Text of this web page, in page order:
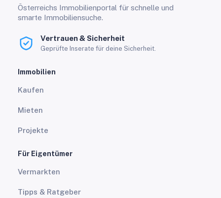
Österreichs Immobilienportal für schnelle und
smarte Immobiliensuche.
Vertrauen & Sicherheit
Geprüfte Inserate für deine Sicherheit.
Immobilien
Kaufen
Mieten
Projekte
Für Eigentümer
Vermarkten
Tipps & Ratgeber